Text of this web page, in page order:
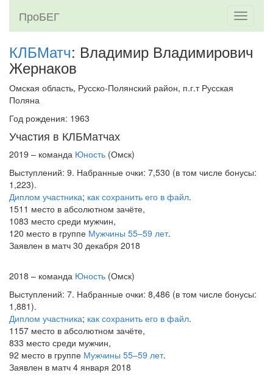
Toggle
ПроБЕГ
КЛБМатч: Владимир Владимирович
Жернаков
Омская область, Русско-Полянский район, п.г.т Русская
Поляна
Год рождения: 1963
Участия в КЛБМатчах
2019 – команда Юность (Омск)
Выступлений: 9. Набранные очки: 7,530 (в том числе бонусы:
1,223).
Диплом участника; как сохранить его в файл.
1511 место в абсолютном зачёте,
1083 место среди мужчин,
120 место в группе Мужчины 55–59 лет.
Заявлен в матч 30 декабря 2018
2018 – команда Юность (Омск)
Выступлений: 7. Набранные очки: 8,486 (в том числе бонусы:
1,881).
Диплом участника; как сохранить его в файл.
1157 место в абсолютном зачёте,
833 место среди мужчин,
92 место в группе Мужчины 55–59 лет.
Заявлен в матч 4 января 2018